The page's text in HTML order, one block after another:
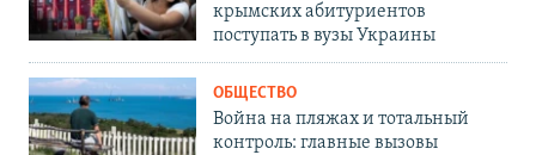
крымских абитуриентов
поступать в вузы Украины
ОБЩЕСТВО
Война на пляжах и тотальный
контроль: главные вызовы